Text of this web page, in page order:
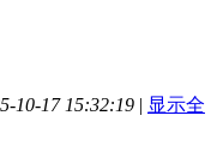
10-17 15:32:19 | 显示全